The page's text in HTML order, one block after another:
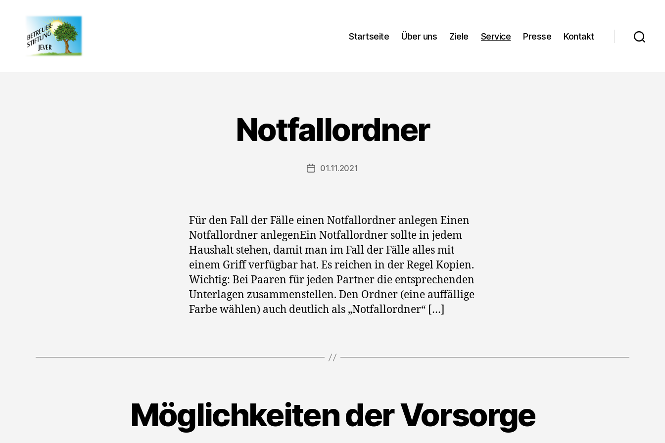
Startseite Über uns Ziele Service Presse Kontakt
Notfallordner
Veröffentlichungsdatum
01.11.2021
Für den Fall der Fälle einen Notfallordner anlegen Einen
Notfallordner anlegenEin Notfallordner sollte in jedem
Haushalt stehen, damit man im Fall der Fälle alles mit
einem Griff verfügbar hat. Es reichen in der Regel Kopien.
Wichtig: Bei Paaren für jeden Partner die entsprechenden
Unterlagen zusammenstellen. Den Ordner (eine auffällige
Farbe wählen) auch deutlich als „Notfallordner“ […]
Möglichkeiten der Vorsorge